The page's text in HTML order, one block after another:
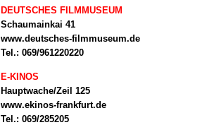
DEUTSCHES FILMMUSEUM
Schaumainkai 41
www.deutsches-filmmuseum.de
Tel.: 069/961220220
E-KINOS
Hauptwache/Zeil 125
www.ekinos-frankfurt.de
Tel.: 069/285205